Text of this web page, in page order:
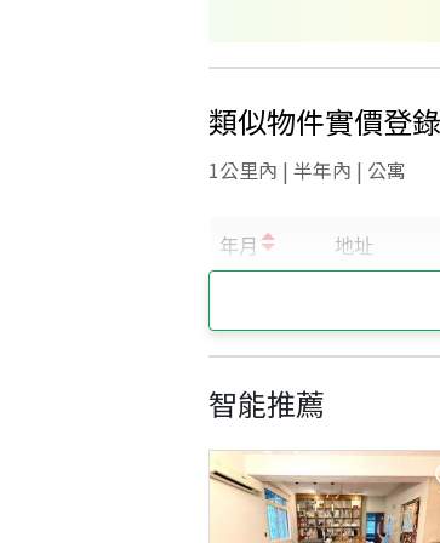
類似物件實價登錄
1公里內 | 半年內 | 公寓
智能推薦